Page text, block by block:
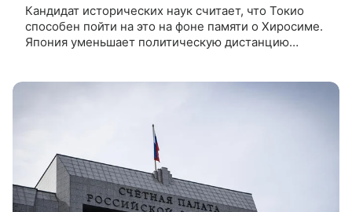
Кандидат исторических наук считает, что Токио
способен пойти на это на фоне памяти о Хиросиме.
Япония уменьшает политическую дистанцию
научный сотрудник группы экономики и политики
Японии ЦАТИ ИМЭМО им. Е. М. Примакова РАН
Виктор Кузьминков в колонке для ТАСС.